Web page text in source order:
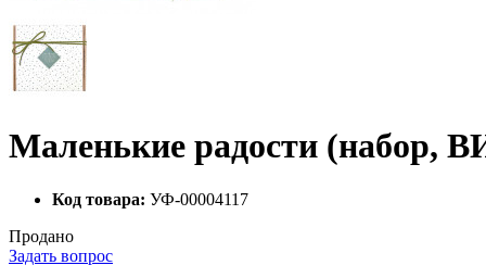
Маленькие радости (набор,
Код товара: УФ-00004117
Продано
Задать вопрос